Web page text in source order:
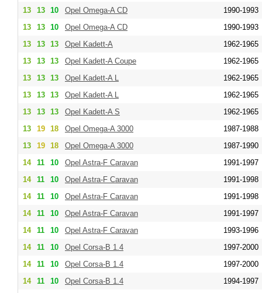
13
13 10 Opel Omega-A CD
1990-1993
13
13 10 Opel Omega-A CD
1990-1993
13
13 13 Opel Kadett-A
1962-1965
13
13 13 Opel Kadett-A Coupe
1962-1965
13
13 13 Opel Kadett-A L
1962-1965
13
13 13 Opel Kadett-A L
1962-1965
13
13 13 Opel Kadett-A S
1962-1965
13
19 18 Opel Omega-A 3000
1987-1988
13
19 18 Opel Omega-A 3000
1987-1990
14
11 10 Opel Astra-F Caravan
1991-1997
14
11 10 Opel Astra-F Caravan
1991-1998
14
11 10 Opel Astra-F Caravan
1991-1998
14
11 10 Opel Astra-F Caravan
1991-1997
14
11 10 Opel Astra-F Caravan
1993-1996
14
11 10 Opel Corsa-B 1.4
1997-2000
14
11 10 Opel Corsa-B 1.4
1997-2000
14
11 10 Opel Corsa-B 1.4
1994-1997